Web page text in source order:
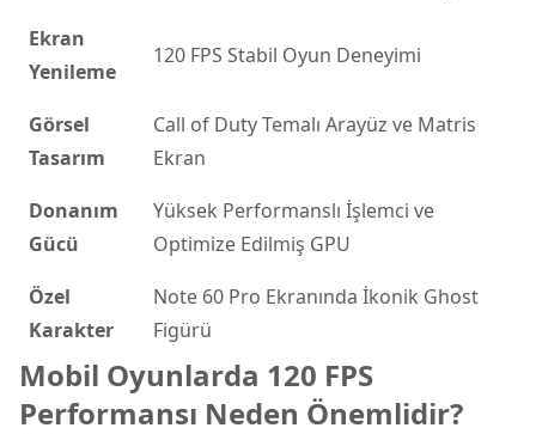
Ekran
Yenileme
120 FPS Stabil Oyun Deneyimi
Görsel
Tasarım
Call of Duty Temalı Arayüz ve Matris
Ekran
Donanım
Gücü
Yüksek Performanslı İşlemci ve
Optimize Edilmiş GPU
Özel
Karakter
Note 60 Pro Ekranında İkonik Ghost
Figürü
Mobil Oyunlarda 120 FPS
Performansı Neden Önemlidir?